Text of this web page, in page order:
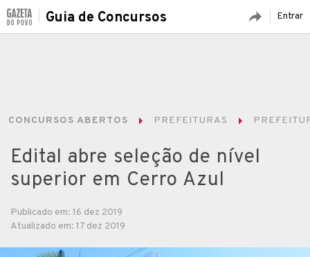
Entrar
Guia de Concursos
CONCURSOS ABERTOS PREFEITURAS
Edital abre seleção de nível
superior em Cerro Azul
Publicado em: 16 dez 2019
Atualizado em: 17 dez 2019